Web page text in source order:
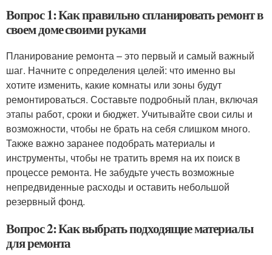
Вопрос 1: Как правильно спланировать ремонт в
своем доме своими руками
Планирование ремонта – это первый и самый важный
шаг. Начните с определения целей: что именно вы
хотите изменить, какие комнаты или зоны будут
ремонтироваться. Составьте подробный план, включая
этапы работ, сроки и бюджет. Учитывайте свои силы и
возможности, чтобы не брать на себя слишком много.
Также важно заранее подобрать материалы и
инструменты, чтобы не тратить время на их поиск в
процессе ремонта. Не забудьте учесть возможные
непредвиденные расходы и оставить небольшой
резервный фонд.
Вопрос 2: Как выбрать подходящие материалы
для ремонта